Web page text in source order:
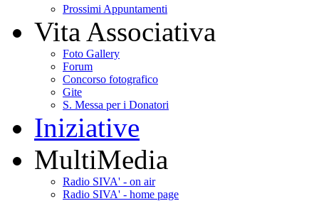
Prossimi Appuntamenti
Vita Associativa
Foto Gallery
Forum
Concorso fotografico
Gite
S. Messa per i Donatori
Iniziative
MultiMedia
Radio SIVA' - on air
Radio SIVA' - home page